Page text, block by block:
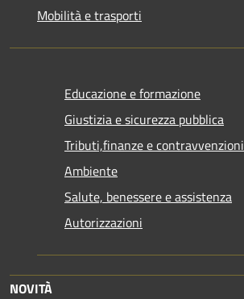
Mobilità e trasporti
Educazione e formazione
Giustizia e sicurezza pubblica
Tributi,finanze e contravvenzioni
Ambiente
Salute, benessere e assistenza
Autorizzazioni
NOVITÀ